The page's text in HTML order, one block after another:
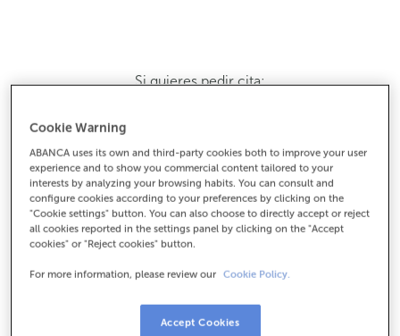
Si quieres pedir cita:
Para todo lo demás:
986815001
Cómo llegar
Consulta todos los horarios
Gestiones comerciales
Cookie Warning
ABANCA uses its own and third-party cookies both to improve your user
experience and to show you commercial content tailored to your
interests by analyzing your browsing habits. You can consult and
configure cookies according to your preferences by clicking on the
"Cookie settings" button. You can also choose to directly accept or reject
all cookies reported in the settings panel by clicking on the "Accept
cookies" or "Reject cookies" button.
For more information, please review our Cookie Policy.
Accept Cookies